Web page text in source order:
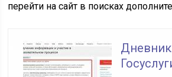
перейти на сайт в поисках